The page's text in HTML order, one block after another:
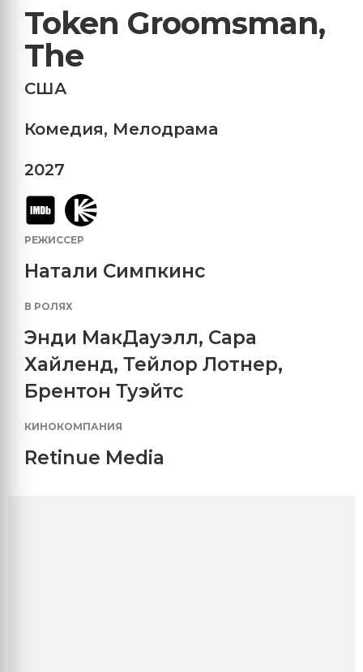
Token Groomsman,
The
США
Комедия, Мелодрама
2027
РЕЖИССЕР
Натали Симпкинс
В РОЛЯХ
Энди МакДауэлл, Сара
Хайленд, Тейлор Лотнер,
Брентон Туэйтс
КИНОКОМПАНИЯ
Retinue Media